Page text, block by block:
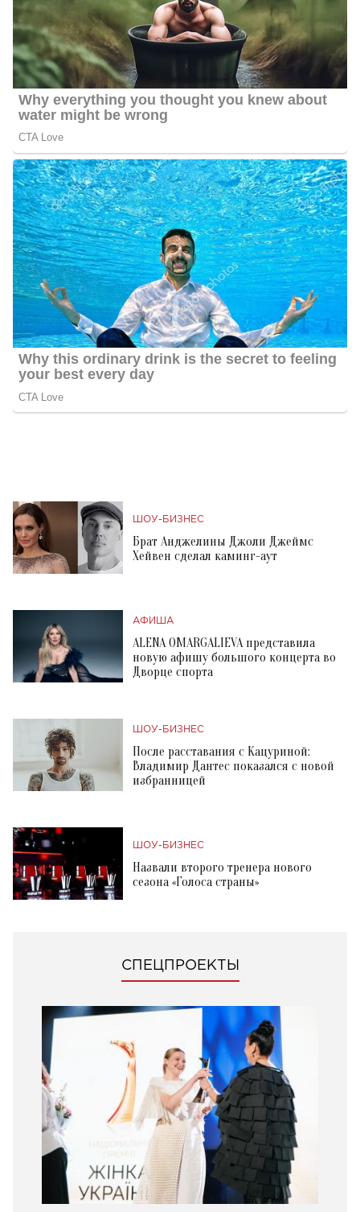
ШОУ-БИЗНЕС
Брат Анджелины Джоли Джеймс
Хейвен сделал каминг-аут
АФИША
ALENA OMARGALIEVA представила
новую афишу большого концерта во
Дворце спорта
ШОУ-БИЗНЕС
После расставания с Кацуриной:
Владимир Дантес показался с новой
избранницей
ШОУ-БИЗНЕС
Назвали второго тренера нового
сезона «Голоса страны»
СПЕЦПРОЕКТЫ